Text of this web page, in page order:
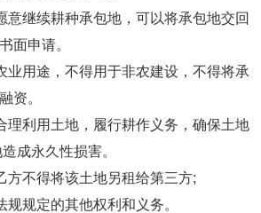
意继续耕种承包地，可以将承包地交回
面申请。
业用途，不得用于非农建设，不得将承
资。
理利用土地，履行耕作义务，确保土地
成永久性损害。
方不得将该土地另租给第三方;
规规定的其他权利和义务。